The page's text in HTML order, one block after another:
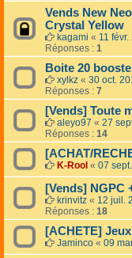
Vends New
Crystal Yellow
kagami « 11
Réponses : 1
Boite 20
xylkz « 30 oct.
Réponses : 7
[Vends] Toute
aleyo97 « 27
Réponses : 14
[ACHAT/
K-Rool « 07
[Vends] NGPC
krinvitz « 12 juil.
Réponses : 18
[ACHETE]
Jaminco « 09